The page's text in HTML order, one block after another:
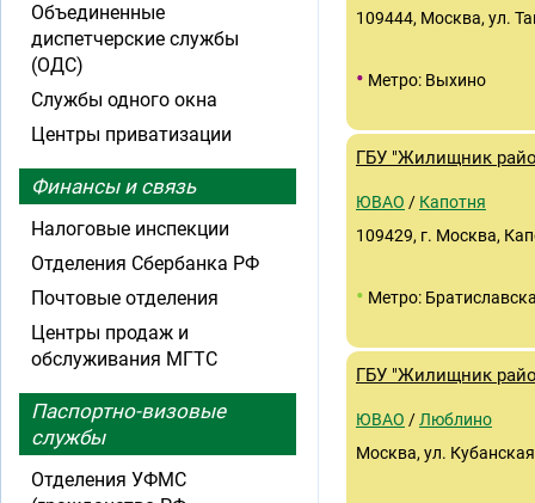
109444, Москва, ул.
• Метро: Выхино
ГБУ "Жилищник
ЮВАО / Капотня
109429, г. Москва,
• Метро:
ГБУ "Жилищник
ЮВАО / Люблино
Москва, ул.
Объединенные
диспетчерские службы
(ОДС)
Службы одного окна
Центры приватизации
Финансы и связь
Налоговые инспекции
Отделения Сбербанка РФ
Почтовые отделения
Центры продаж и
обслуживания МГТС
Паспортно-визовые
службы
Отделения УФМС